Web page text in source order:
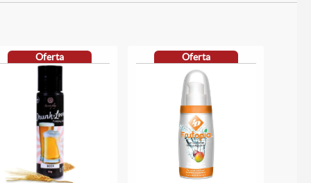
Oferta Oferta